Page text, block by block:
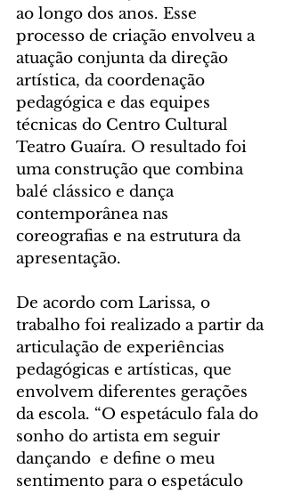
ao longo dos anos. Esse
processo de criação envolveu a
atuação conjunta da direção
artística, da coordenação
pedagógica e das equipes
técnicas do Centro Cultural
Teatro Guaíra. O resultado foi
uma construção que combina
balé clássico e dança
contemporânea nas
coreografias e na estrutura da
apresentação.
De acordo com Larissa, o
trabalho foi realizado a partir da
articulação de experiências
pedagógicas e artísticas, que
envolvem diferentes gerações
da escola. “O espetáculo fala do
sonho do artista em seguir
dançando  e define o meu
sentimento para o espetáculo